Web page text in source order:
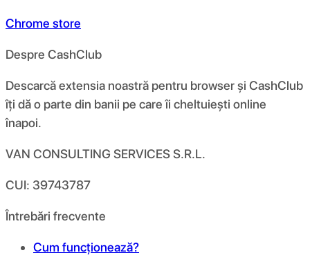
Chrome store
Despre CashClub
Descarcă extensia noastră pentru browser și CashClub
îți dă o parte din banii pe care îi cheltuiești online
înapoi.
VAN CONSULTING SERVICES S.R.L.
CUI: 39743787
Întrebări frecvente
Cum funcționează?